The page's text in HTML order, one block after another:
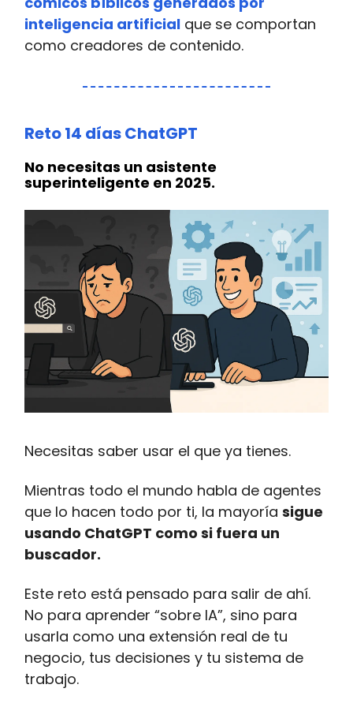
inteligencia artificial que se comportan
como creadores de contenido.
Reto 14 días ChatGPT
No necesitas un asistente
superinteligente en 2025.
Necesitas saber usar el que ya tienes.
Mientras todo el mundo habla de agentes
que lo hacen todo por ti, la mayoría sigue
usando ChatGPT como si fuera un
buscador.
Este reto está pensado para salir de ahí.
No para aprender “sobre IA”, sino para
usarla como una extensión real de tu
negocio, tus decisiones y tu sistema de
trabajo.